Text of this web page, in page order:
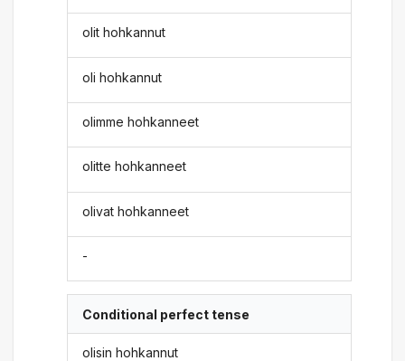
olit hohkannut
oli hohkannut
olimme hohkanneet
olitte hohkanneet
olivat hohkanneet
-
Conditional perfect tense
olisin hohkannut